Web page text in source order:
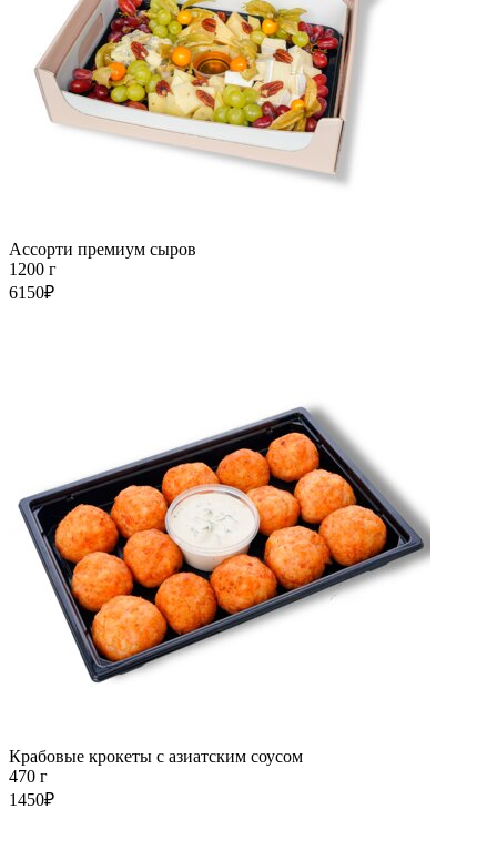
Ассорти премиум сыров
1200 г
6150₽
Крабовые крокеты с азиатским соусом
470 г
1450₽